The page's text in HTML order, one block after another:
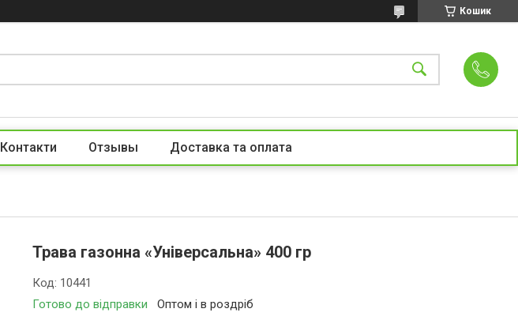
Кошик
Контакти Отзывы Доставка та оплата
Трава газонна «Універсальна» 400 гр
Готово до відправки Оптом і в роздріб
Код: 10441